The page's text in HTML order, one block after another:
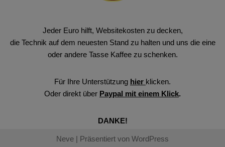
Jeder Euro hilft, Websitekosten zu decken,
die Technik auf dem neuesten Stand zu halten und uns die eine
oder andere Tasse Kaffee zu schenken.
Für Ihre Unterstützung hier klicken.
Oder direkt über Paypal mit einem Klick.
DANKE!
Neve | Präsentiert von WordPress